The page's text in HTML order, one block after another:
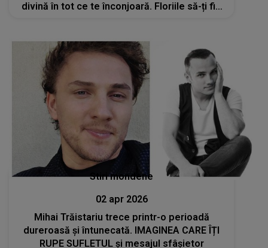
divină în tot ce te înconjoară. Floriile să-ți fie
Stiri mondene
02 apr 2026
Mihai Trăistariu trece printr-o perioadă
dureroasă și întunecată. IMAGINEA CARE ÎȚI
RUPE SUFLETUL și mesajul sfâșietor